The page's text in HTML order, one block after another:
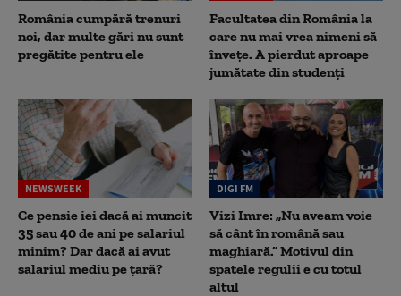
România cumpără trenuri
noi, dar multe gări nu sunt
pregătite pentru ele
Facultatea din România la
care nu mai vrea nimeni să
înveţe. A pierdut aproape
jumătate din studenţi
NEWSWEEK
Ce pensie iei dacă ai muncit
35 sau 40 de ani pe salariul
minim? Dar dacă ai avut
salariul mediu pe țară?
DIGI FM
Vizi Imre: „Nu aveam voie
să cânt în română sau
maghiară.” Motivul din
spatele regulii e cu totul
altul